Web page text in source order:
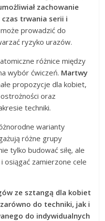
zachowanie
trwania serii i
prowadzić do
ryzyko urazów.
różnice między
wybór ćwiczeń. Martwy
propozycje dla kobiet,
oraz
techniki.
warianty
różne grupy
tylko budować siłę, ale
osiągać zamierzone cele
ze sztangą dla kobiet
do techniki, jak i
do indywidualnych